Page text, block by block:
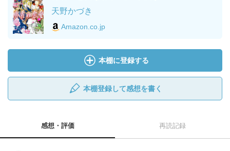
天野かづき
Amazon.co.jp
本棚に登録する
本棚登録して感想を書く
感想・評価 再読記録